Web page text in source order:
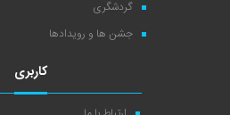
گردشگری
جشن ها و رویدادها
کاربری